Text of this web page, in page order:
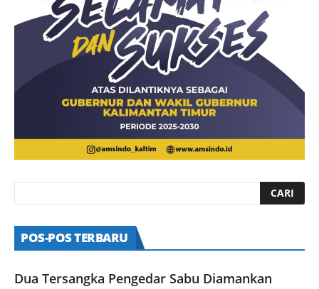
POS-POS TERBARU
Dua Tersangka Pengedar Sabu Diamankan